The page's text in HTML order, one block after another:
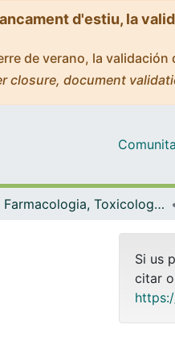
d'estiu, la
de verano, la
closure, document
Farmacologia, Toxicologia i Química Terapèutica
Si us
citar